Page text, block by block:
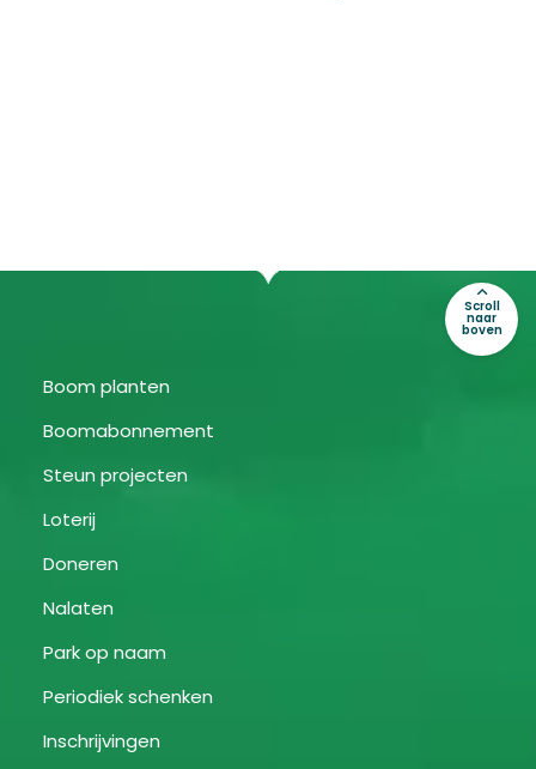
Boom planten
Boomabonnement
Steun projecten
Loterij
Doneren
Nalaten
Park op naam
Periodiek schenken
Inschrijvingen
Scroll
naar
boven